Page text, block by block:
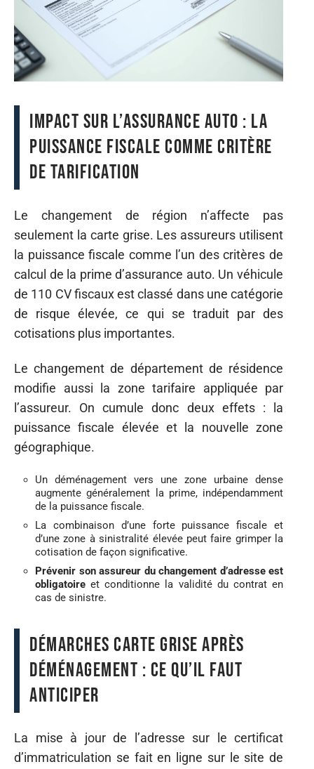
Impact sur l’assurance auto : la
puissance fiscale comme critère
de tarification
Le changement de région n’affecte pas
seulement la carte grise. Les assureurs utilisent
la puissance fiscale comme l’un des critères de
calcul de la prime d’assurance auto. Un véhicule
de 110 CV fiscaux est classé dans une catégorie
de risque élevée, ce qui se traduit par des
cotisations plus importantes.
Le changement de département de résidence
modifie aussi la zone tarifaire appliquée par
l’assureur. On cumule donc deux effets : la
puissance fiscale élevée et la nouvelle zone
géographique.
Un déménagement vers une zone urbaine dense
augmente généralement la prime, indépendamment
de la puissance fiscale.
La combinaison d’une forte puissance fiscale et
d’une zone à sinistralité élevée peut faire grimper la
cotisation de façon significative.
Prévenir son assureur du changement d’adresse est
obligatoire et conditionne la validité du contrat en
cas de sinistre.
Démarches carte grise après
déménagement : ce qu’il faut
anticiper
La mise à jour de l’adresse sur le certificat
d’immatriculation se fait en ligne sur le site de